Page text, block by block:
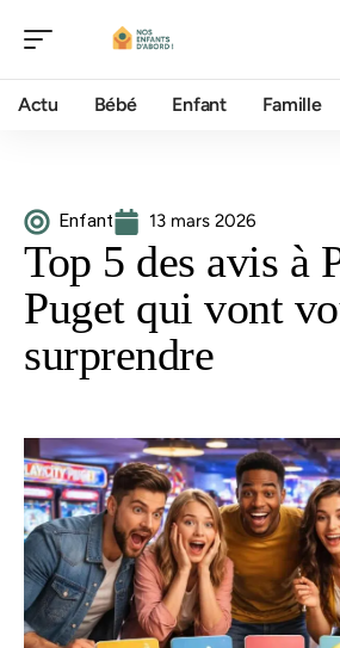
Actu Bébé Enfant Famille
Enfant 13 mars 2026
Top 5 des avis à
Puget qui vont
surprendre